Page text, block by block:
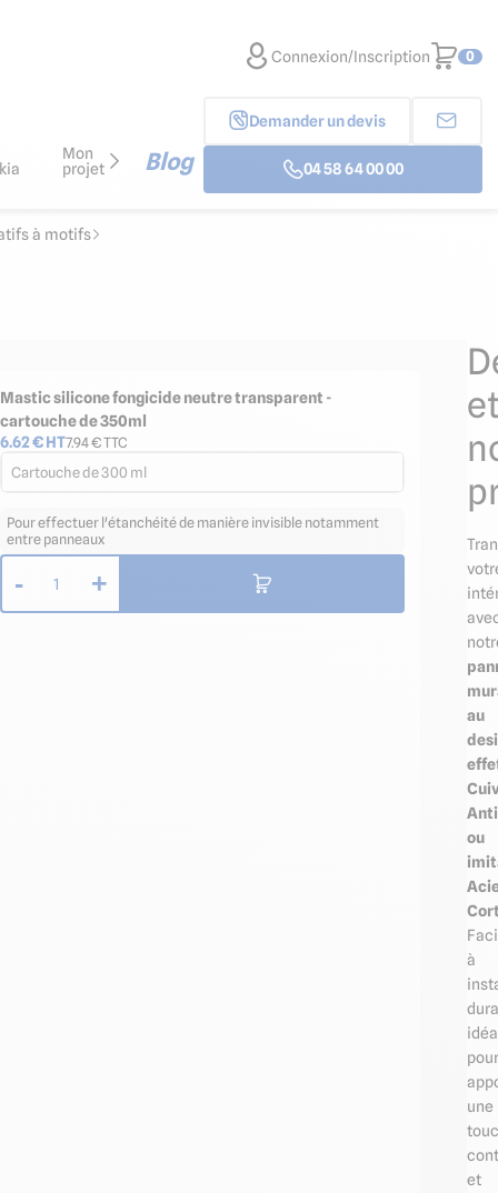
Blog
Mon
projet
Demander un devis
04 58 64 00 00
Connexion/Inscription 0
à motifs
Mastic silicone fongicide neutre transparent -
cartouche de 350ml
6.62€ HT7.94€ TTC
Cartouche de 300 ml
Pour effectuer l'étanchéité de manière invisible notamment
entre panneaux
- 1 +
au
ou
à
pour
une
et